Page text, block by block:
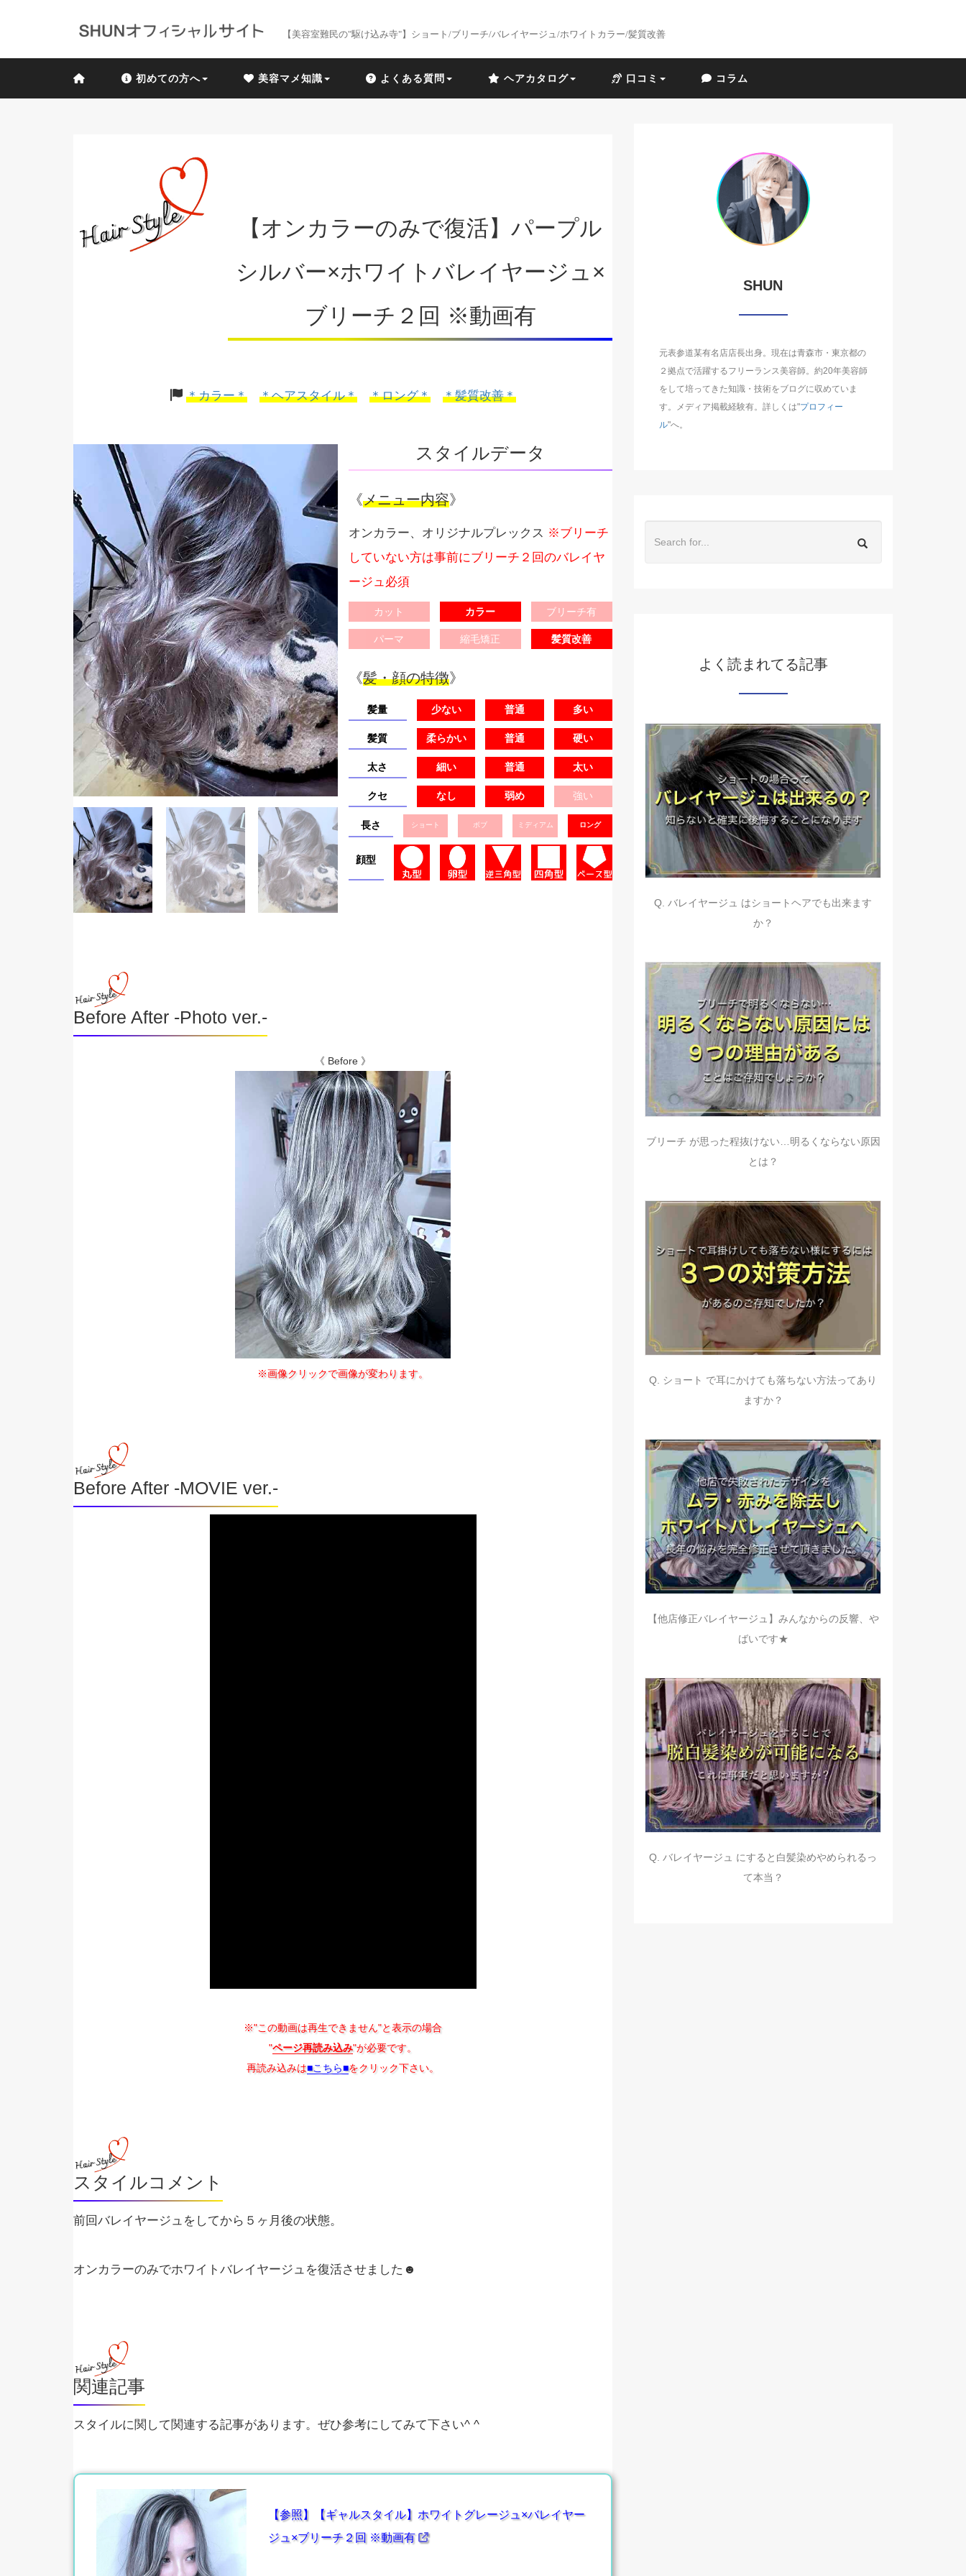
【美容室難民の"駆け込み寺"】ショート/ブリーチ/バレイヤージュ/ホワイトカラー/髪質改善
初めての方へ 美容マメ知識 よくある質問 ヘアカタログ 口コミ コラム
【オンカラーのみで復活】パープル
シルバー×ホワイトバレイヤージュ×
ブリーチ２回 ※動画有
＊カラー＊ ＊ヘアスタイル＊ ＊ロング＊ ＊髪質改善＊
スタイルデータ
《メニュー内容》
オンカラー、オリジナルプレックス ※ブリーチ
していない方は事前にブリーチ２回のバレイヤ
ージュ必須
カット カラー ブリーチ有
パーマ 縮毛矯正 髪質改善
《髪・顔の特徴》
髪量 少ない 普通 多い
髪質 柔らかい 普通 硬い
太さ 細い 普通 太い
クセ なし 弱め 強い
長さ ショート ボブ ミディアム ロング
顔型
Before After -Photo ver.-
《 Before 》
※画像クリックで画像が変わります。
Before After -MOVIE ver.-
※"この動画は再生できません"と表示の場合
"ページ再読み込み"が必要です。
再読み込みは■こちら■をクリック下さい。
スタイルコメント
前回バレイヤージュをしてから５ヶ月後の状態。
オンカラーのみでホワイトバレイヤージュを復活させました☻
関連記事
スタイルに関して関連する記事があります。ぜひ参考にしてみて下さい^ ^
【参照】【ギャルスタイル】ホワイトグレージュ×バレイヤー
ジュ×ブリーチ２回 ※動画有
SHUN
元表参道某有名店店長出身。現在は青森市・東京都の
２拠点で活躍するフリーランス美容師。約20年美容師
をして培ってきた知識・技術をブログに収めていま
す。メディア掲載経験有。詳しくは"プロフィー
ル"へ。
よく読まれてる記事
Q. バレイヤージュ はショートヘアでも出来ます
か？
ブリーチ が思った程抜けない…明るくならない原因
とは？
Q. ショート で耳にかけても落ちない方法ってあり
ますか？
【他店修正バレイヤージュ】みんなからの反響、や
ばいです★
Q. バレイヤージュ にすると白髪染めやめられるっ
て本当？